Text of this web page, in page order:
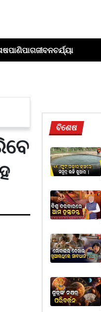
ପାଣିପାଗଜୀବନଚର୍ଯ୍ୟା
ବିଶେଷ